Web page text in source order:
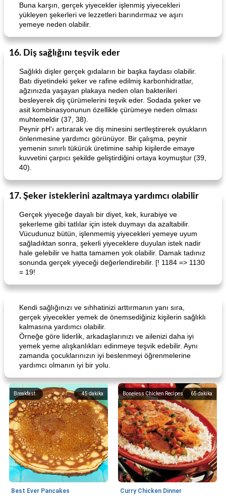
Buna karşın, gerçek yiyecekler işlenmiş yiyecekleri
yükleyen şekerleri ve lezzetleri barındırmaz ve aşırı
yemeye neden olabilir.
16. Diş sağlığını teşvik eder
Sağlıklı dişler gerçek gıdaların bir başka faydası olabilir.
Batı diyetindeki şeker ve rafine edilmiş karbonhidratlar,
ağzınızda yaşayan plakaya neden olan bakterileri
besleyerek diş çürümelerini teşvik eder. Sodada şeker ve
asit kombinasyonunun özellikle çürümeye neden olması
muhtemeldir (37, 38).
Peynir pH'ı artırarak ve diş minesini sertleştirerek oyukların
önlenmesine yardımcı görünüyor. Bir çalışma, peynir
yemenin sınırlı tükürük üretimine sahip kişilerde emaye
kuvvetini çarpıcı şekilde geliştirdiğini ortaya koymuştur (39,
40).
17. Şeker isteklerini azaltmaya yardımcı olabilir
Gerçek yiyeceğe dayalı bir diyet, kek, kurabiye ve
şekerleme gibi tatlılar için istek duymayı da azaltabilir.
Vücudunuz bütün, işlenmemiş yiyecekleri yemeye uyum
sağladıktan sonra, şekerli yiyeceklere duyulan istek nadir
hale gelebilir ve hatta tamamen yok olabilir. Damak tadınız
sonunda gerçek yiyeceği değerlendirebilir. [! 1184 => 1130
= 19!
Kendi sağlığınızı ve sıhhatinizi arttırmanın yanı sıra,
gerçek yiyecekler yemek de önemsediğiniz kişilerin sağlıklı
kalmasına yardımcı olabilir.
Örneğe göre liderlik, arkadaşlarınızı ve ailenizi daha iyi
yemek yeme alışkanlıkları edinmeye teşvik edebilir. Aynı
zamanda çocuklarınızın iyi beslenmeyi öğrenmelerine
yardımcı olmanın iyi bir yolu.
45dakika
Breakfast
Best Ever Pancakes
65 dakika
Boneless Chicken Recipes
Curry Chicken Dinner